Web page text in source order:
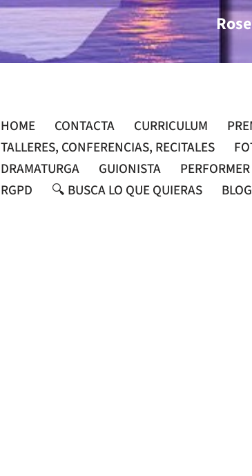
HOME CONTACTA CURRICULUM
TALLERES, CONFERENCIAS, RECITALES
DRAMATURGA
GUIONISTA PERFORMER
RGPD
🔍 BUSCA LO QUE QUIERAS BLOG